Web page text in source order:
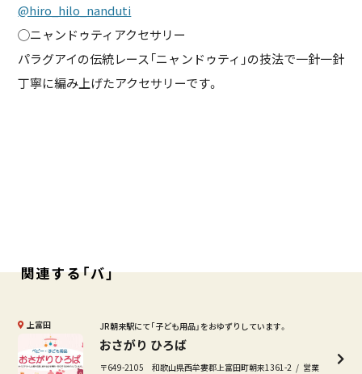
@hiro_hilo_nanduti
◯ニャンドゥティアクセサリー
パラグアイの伝統レース「ニャンドゥティ」の技法で一針一針
丁寧に編み上げたアクセサリーです。
関連する「バ」
上富田 JR朝来駅にて「子ども用品」をおゆずりしています。
おさがり ひろば
〒649-2105 和歌山県西牟婁郡上富田町朝来1361-2
営業